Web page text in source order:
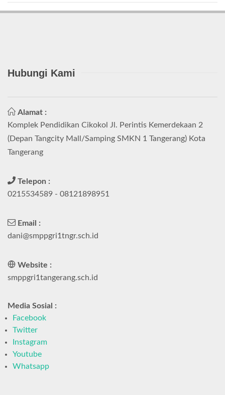
Hubungi Kami
Alamat :
Komplek Pendidikan Cikokol Jl. Perintis Kemerdekaan 2
(Depan Tangcity Mall/Samping SMKN 1 Tangerang) Kota
Tangerang
Telepon :
0215534589 - 08121898951
Email :
dani@smppgri1tngr.sch.id
Website :
smppgri1tangerang.sch.id
Media Sosial :
Facebook
Twitter
Instagram
Youtube
Whatsapp